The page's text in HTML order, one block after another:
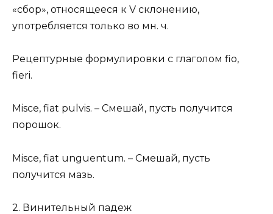
«сбор», относящееся к V склонению,
употребляется только во мн. ч.
Рецептурные формулировки с глаголом fio,
fieri.
Misce, fiat pulvis. – Смешай, пусть получится
порошок.
Misce, fiat unguentum. – Смешай, пусть
получится мазь.
2. Винительный падеж